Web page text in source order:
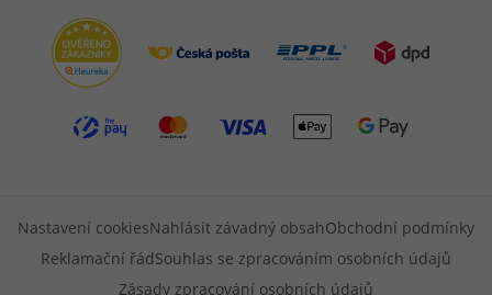
Nastavení cookiesNahlásit závadný obsahObchodní podmínky
Reklamační řádSouhlas se zpracováním osobních údajů
Zásady zpracování osobních údajů